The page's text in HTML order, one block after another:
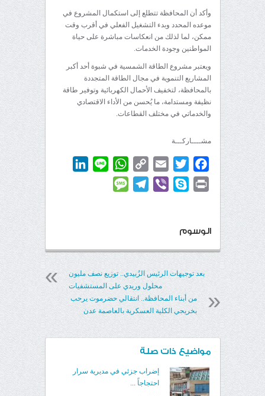
وأكد أن المحافظة تتطلع إلى استكمال المشروع في
موعده المحدد وبدء التشغيل الفعلي في أقرب وقت
ممكن، لما لذلك من انعكاسات مباشرة على حياة
المواطنين وجودة الخدمات.
ويعتبر مشروع الطاقة الشمسية في شبوة أحد أكبر
المشاريع التنموية في مجال الطاقة المتجددة
بالمحافظة، لتخفيف الأحمال الكهربائية وتوفير طاقة
نظيفة ومستدامة، ما يُحسن من الأداء الاقتصادي
والخدماتي في مختلف القطاعات.
مشــــاركـــة
Facebook
Twitter
Email
Copy
Link
WhatsApp
Line
Print
Skype
Viber
Telegram
الوسوم
بعد توجيهات الرئيس الزُبيدي.. توزيع نصف مليون
محلول وريدي على المستشفيات
من أبناء المحافظة.. انتقالي حضرموت يرحب
بخريجي الكلية العسكرية بالعاصمة عدن
مواضيع ذات صلة
إضراب جزئي في مديرية سرار
احتجاجاً ...